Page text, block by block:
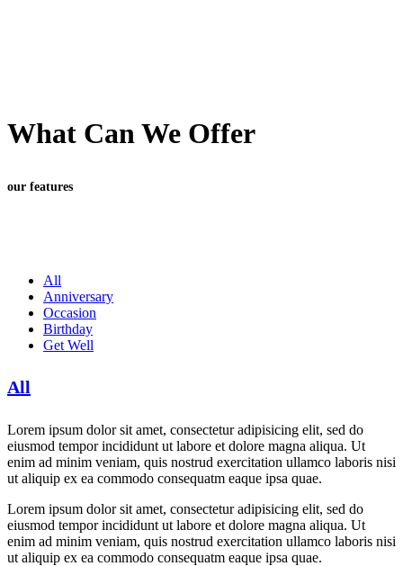
What Can We Offer
our features
All
Anniversary
Occasion
Birthday
Get Well
All
Lorem ipsum dolor sit amet, consectetur adipisicing elit, sed do
eiusmod tempor incididunt ut labore et dolore magna aliqua. Ut
enim ad minim veniam, quis nostrud exercitation ullamco laboris nisi
ut aliquip ex ea commodo consequatm eaque ipsa quae.
Lorem ipsum dolor sit amet, consectetur adipisicing elit, sed do
eiusmod tempor incididunt ut labore et dolore magna aliqua. Ut
enim ad minim veniam, quis nostrud exercitation ullamco laboris nisi
ut aliquip ex ea commodo consequatm eaque ipsa quae.